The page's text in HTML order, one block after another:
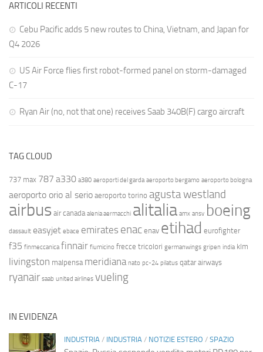
ARTICOLI RECENTI
Cebu Pacific adds 5 new routes to China, Vietnam, and Japan for
Q4 2026
US Air Force flies first robot-formed panel on storm-damaged
C-17
Ryan Air (no, not that one) receives Saab 340B(F) cargo aircraft
TAG CLOUD
737 max 787 a330 a380 aeroporti del garda aeroporto bergamo aeroporto bologna
aeroporto orio al serio aeroporto torino agusta westland
airbus air canada alenia aermacchi alitalia amx ansv boeing
dassault easyjet ebace emirates enac enav etihad eurofighter
f35 finmeccanica finnair fiumicino frecce tricolori germanwings gripen india klm
livingston malpensa meridiana nato pc-24 pilatus qatar airways
ryanair saab united airlines vueling
IN EVIDENZA
INDUSTRIA / INDUSTRIA / NOTIZIE ESTERO / SPAZIO